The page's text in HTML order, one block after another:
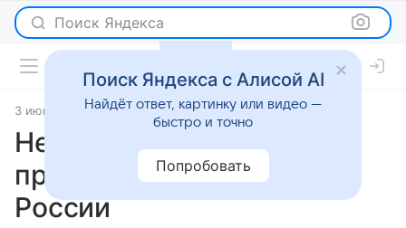
Поиск Яндекса
3 июня 2026 источник:Российская газета Новости
Немецкие автокомпании
продолжают работать в
России
Поиск Яндекса с Алисой AI
Найдёт ответ, картинку или видео —
быстро и точно
Попробовать